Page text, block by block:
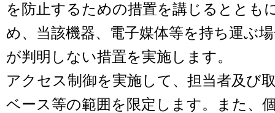
を防止するための措置を講じるととも
め、当該機器、電子媒体等を持ち運ぶ
が判明しない措置を実施します。
アクセス制御を実施して、担当者及び
ベース等の範囲を限定します。また、